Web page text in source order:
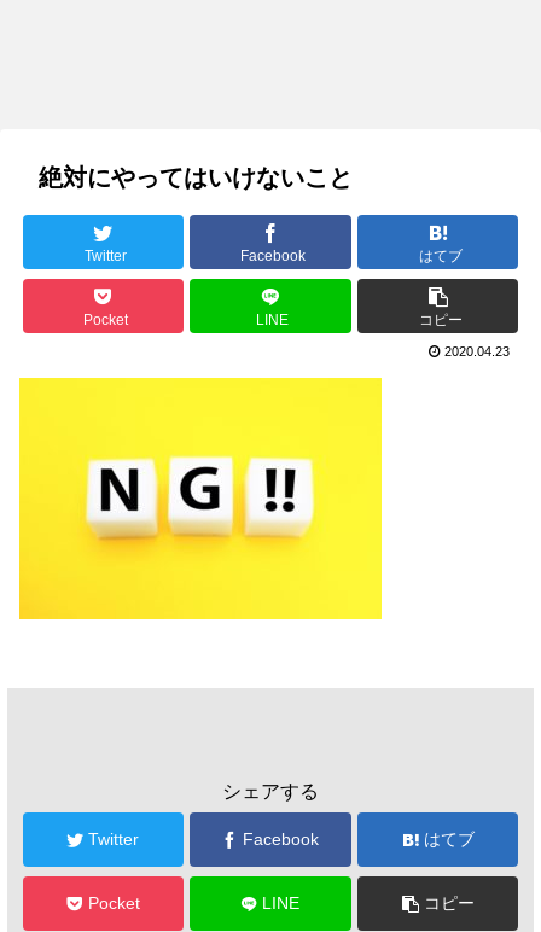
絶対にやってはいけないこと
Twitter Facebook はてブ
Pocket LINE コピー
2020.04.23
シェアする
Twitter Facebook はてブ
Pocket LINE コピー